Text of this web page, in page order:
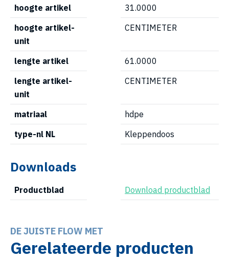
hoogte artikel
31.0000
hoogte artikel-
unit
CENTIMETER
lengte artikel
61.0000
lengte artikel-
unit
CENTIMETER
matriaal
hdpe
type-nl NL
Kleppendoos
Downloads
Productblad Download productblad
DE JUISTE FLOW MET
Gerelateerde producten